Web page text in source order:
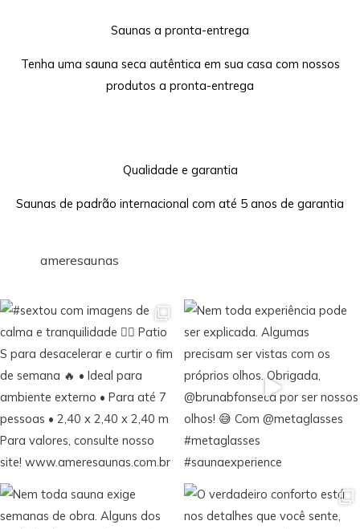
Saunas a pronta-entrega
Tenha uma sauna seca autêntica em sua casa com nossos
produtos a pronta-entrega
Qualidade e garantia
Saunas de padrão internacional com até 5 anos de garantia
ameresaunas